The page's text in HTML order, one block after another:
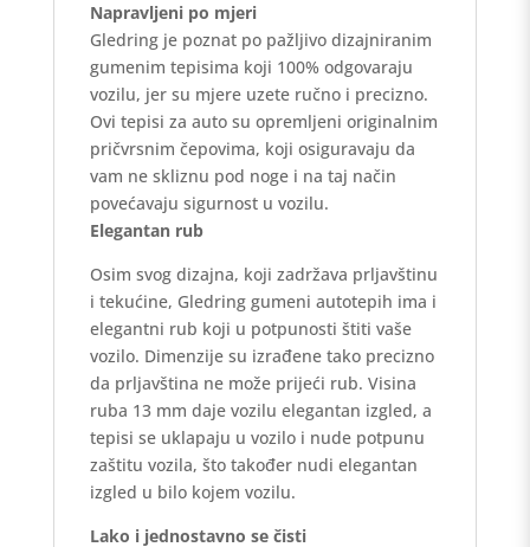
Napravljeni po mjeri
Gledring je poznat po pažljivo dizajniranim
gumenim tepisima koji 100% odgovaraju
vozilu, jer su mjere uzete ručno i precizno.
Ovi tepisi za auto su opremljeni originalnim
pričvrsnim čepovima, koji osiguravaju da
vam ne skliznu pod noge i na taj način
povećavaju sigurnost u vozilu.
Elegantan rub
Osim svog dizajna, koji zadržava prljavštinu
i tekućine, Gledring gumeni autotepih ima i
elegantni rub koji u potpunosti štiti vaše
vozilo. Dimenzije su izrađene tako precizno
da prljavština ne može prijeći rub. Visina
ruba 13 mm daje vozilu elegantan izgled, a
tepisi se uklapaju u vozilo i nude potpunu
zaštitu vozila, što također nudi elegantan
izgled u bilo kojem vozilu.
Lako i jednostavno se čisti